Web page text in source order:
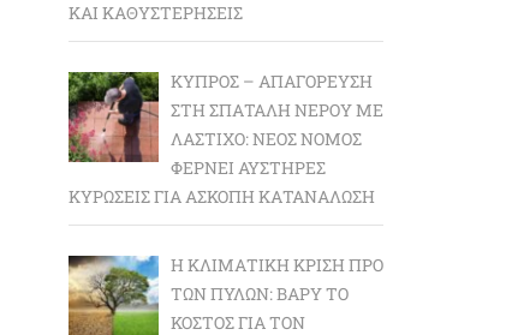
ΚΑΙ ΚΑΘΥΣΤΕΡΉΣΕΙΣ
ΚΎΠΡΟΣ – ΑΠΑΓΌΡΕΥΣΗ
ΣΤΗ ΣΠΑΤΆΛΗ ΝΕΡΟΎ ΜΕ
ΛΆΣΤΙΧΟ: ΝΈΟΣ ΝΌΜΟΣ
ΦΈΡΝΕΙ ΑΥΣΤΗΡΈΣ
ΚΥΡΏΣΕΙΣ ΓΙΑ ΆΣΚΟΠΗ ΚΑΤΑΝΆΛΩΣΗ
Η ΚΛΙΜΑΤΙΚΉ ΚΡΊΣΗ ΠΡΟ
ΤΩΝ ΠΥΛΏΝ: BΑΡΎ ΤΟ
ΚΌΣΤΟΣ ΓΙΑ ΤΟΝ